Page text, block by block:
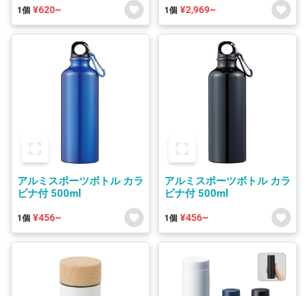
1個 ¥620~ 1個 ¥2,969~
アルミスポーツボトル カラ
ビナ付 500ml
1個 ¥456~
アルミスポーツボトル カラ
ビナ付 500ml
1個 ¥456~